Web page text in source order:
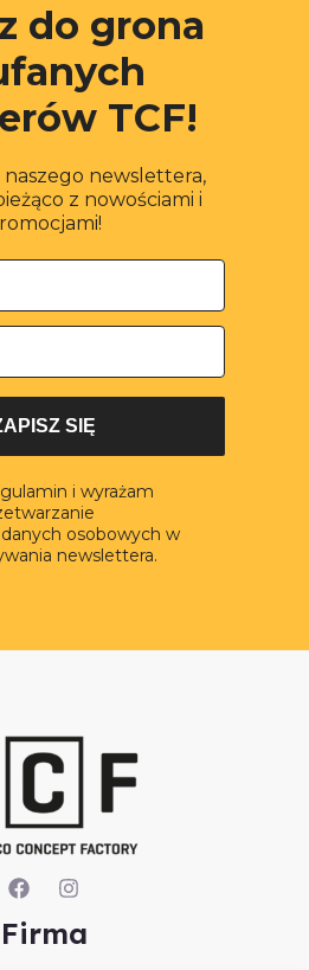
do grona
TCF!
naszego newslettera,
z nowościami i
SIĘ
i wyrażam
osobowych w
newslettera.
Firma